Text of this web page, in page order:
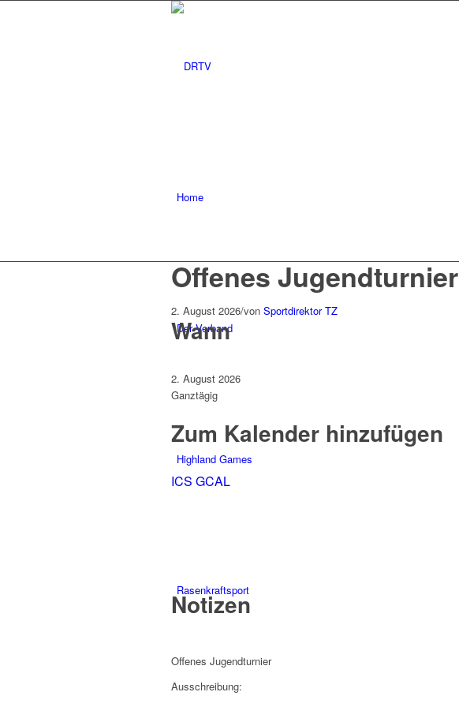
Home
Der Verband
Highland Games
Rasenkraftsport
Offenes Jugendturnier
2. August 2026/von Sportdirektor TZ
Wann
2. August 2026
Ganztägig
Zum Kalender hinzufügen
ICS GCAL
Notizen
Offenes Jugendturnier
Ausschreibung: